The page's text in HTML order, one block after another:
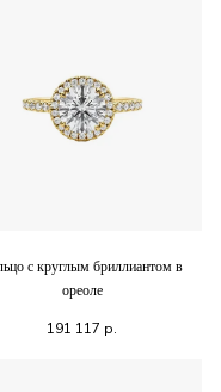
с круглым бриллиантом в
ореоле
191 117 р.